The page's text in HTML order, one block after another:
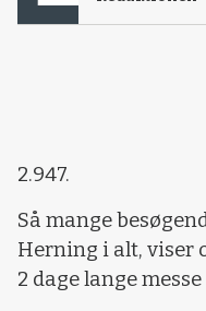
2.947.
Så mange
Herning i alt, viser
2 dage lange